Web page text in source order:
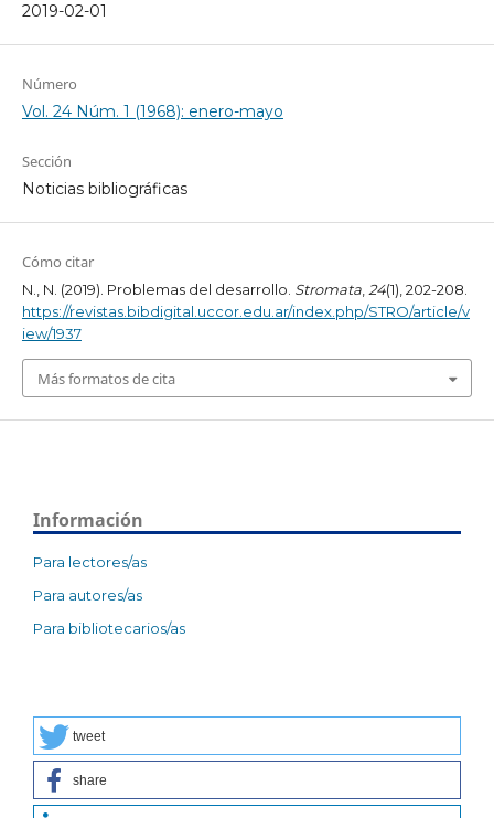
2019-02-01
Número
Vol. 24 Núm. 1 (1968): enero-mayo
Sección
Noticias bibliográficas
Cómo citar
N., N. (2019). Problemas del desarrollo. Stromata,24(1), 202-208.
https://revistas.bibdigital.uccor.edu.ar/index.php/STRO/article/v
iew/1937
Más formatos de cita
Información
Para lectores/as
Para autores/as
Para bibliotecarios/as
tweet
share